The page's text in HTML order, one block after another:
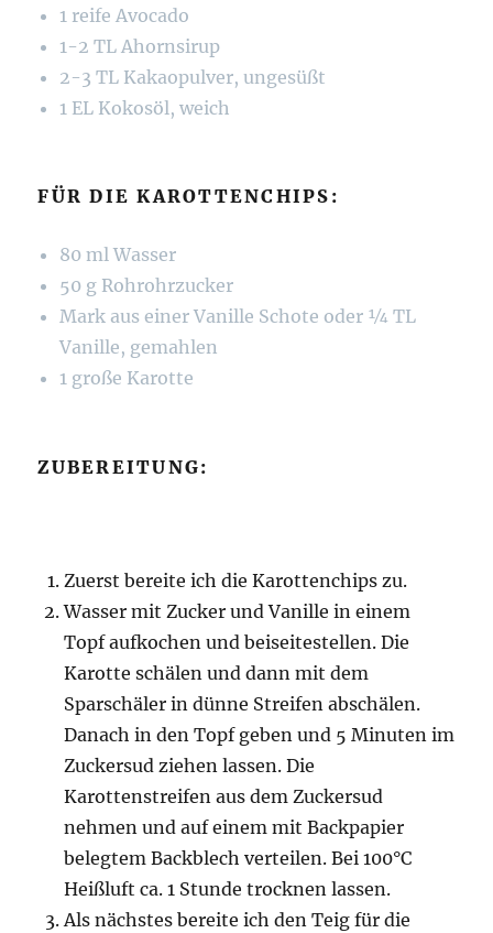
1 reife Avocado
1-2 TL Ahornsirup
2-3 TL Kakaopulver, ungesüßt
1 EL Kokosöl, weich
FÜR DIE KAROTTENCHIPS:
80 ml Wasser
50 g Rohrohrzucker
Mark aus einer Vanille Schote oder ¼ TL
Vanille, gemahlen
1 große Karotte
ZUBEREITUNG:
Zuerst bereite ich die Karottenchips zu.
Wasser mit Zucker und Vanille in einem
Topf aufkochen und beiseitestellen. Die
Karotte schälen und dann mit dem
Sparschäler in dünne Streifen abschälen.
Danach in den Topf geben und 5 Minuten im
Zuckersud ziehen lassen. Die
Karottenstreifen aus dem Zuckersud
nehmen und auf einem mit Backpapier
belegtem Backblech verteilen. Bei 100°C
Heißluft ca. 1 Stunde trocknen lassen.
Als nächstes bereite ich den Teig für die